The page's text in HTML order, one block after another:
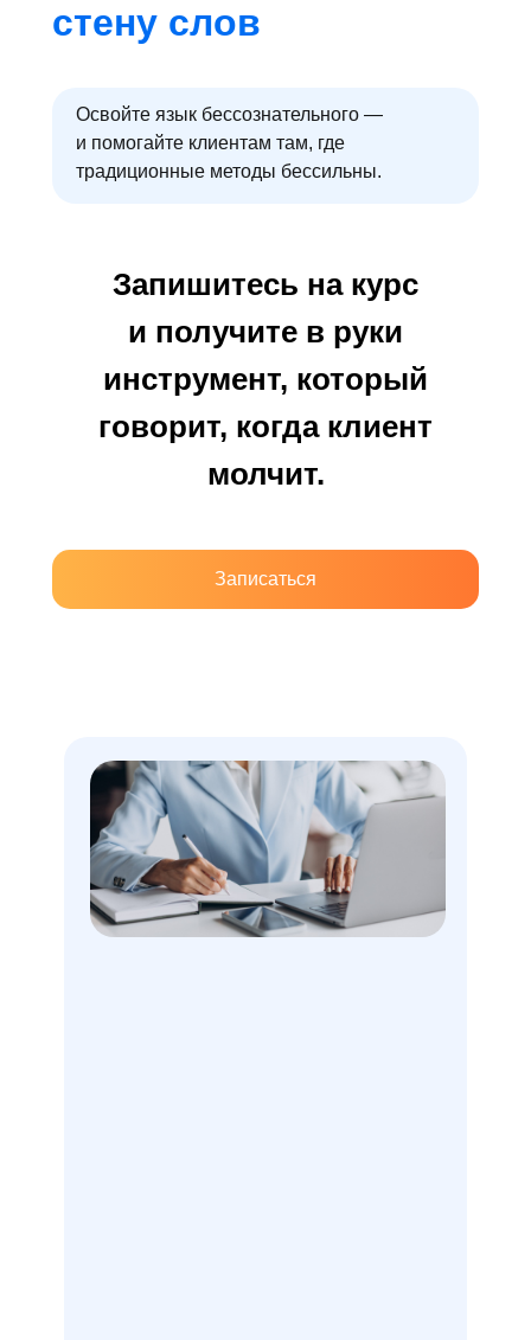
стену слов
Освойте язык бессознательного —
и помогайте клиентам там, где
традиционные методы бессильны.
Записаться
Запишитесь на курс
и получите в руки
инструмент, который
говорит, когда клиент
молчит.